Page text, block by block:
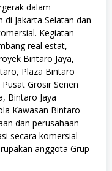
dalam
Jakarta Selatan dan
Kegiatan
real estat,
Bintaro Jaya,
Plaza Bintaro
Pusat Grosir Senen
Bintaro Jaya
Kawasan Bintaro
dan perusahaan
secara komersial
anggota Grup